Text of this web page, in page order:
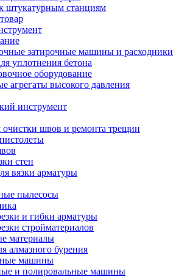
штукатурным станциям
затирочные машины и расходники
уплотнения бетона
оборудование
агрегаты высокого давления
инструмент
швов и ремонта трещин
стен
вязки арматуры
пылесосы
и гибки арматуры
стройматериалов
материалы
алмазного бурения
машины
и полировальные машины